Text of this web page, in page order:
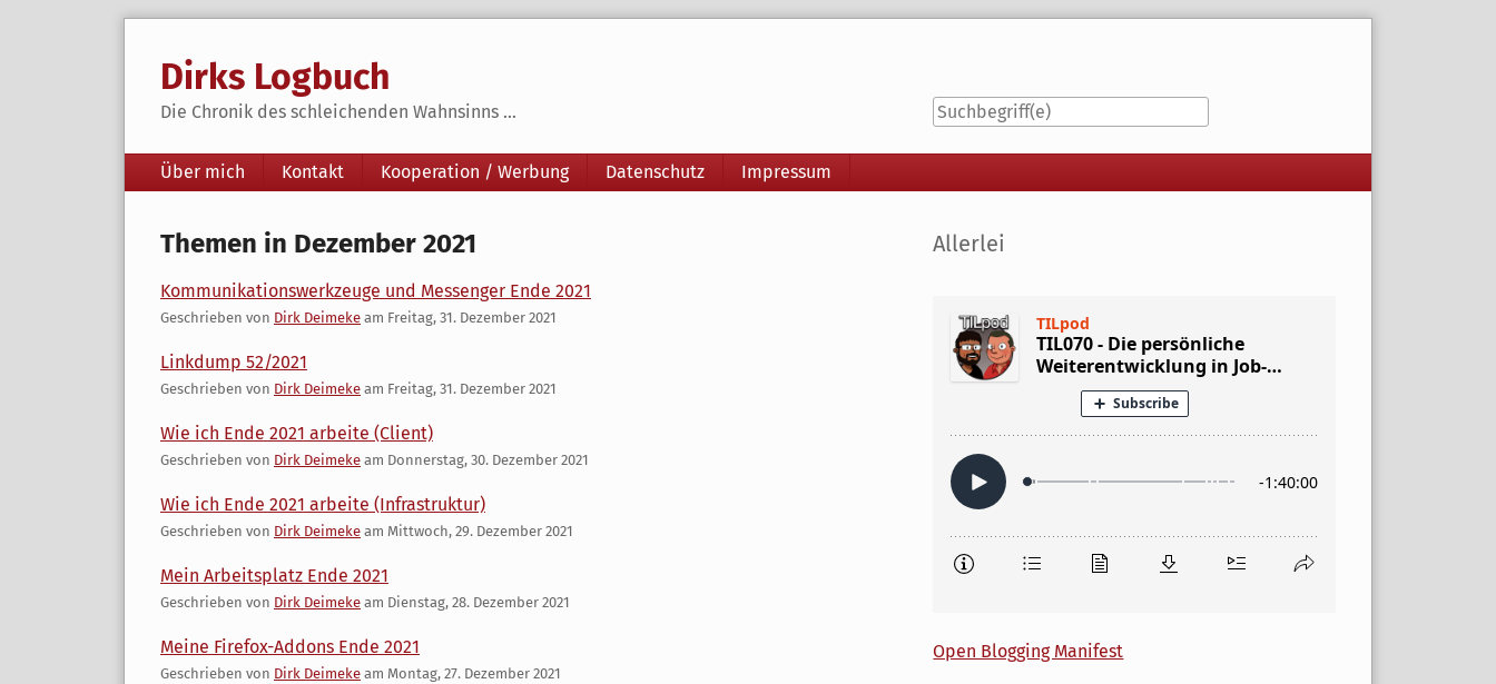
Dirks Logbuch
Die Chronik des schleichenden Wahnsinns ...
Navigation
Über mich Kontakt Kooperation / Werbung Datenschutz Impressum
Themen in Dezember 2021
Kommunikationswerkzeuge und Messenger Ende 2021
Geschrieben von Dirk Deimeke am Freitag, 31. Dezember 2021
Linkdump 52/2021
Geschrieben von Dirk Deimeke am Freitag, 31. Dezember 2021
Wie ich Ende 2021 arbeite (Client)
Geschrieben von Dirk Deimeke am Donnerstag, 30. Dezember 2021
Wie ich Ende 2021 arbeite (Infrastruktur)
Geschrieben von Dirk Deimeke am Mittwoch, 29. Dezember 2021
Mein Arbeitsplatz Ende 2021
Geschrieben von Dirk Deimeke am Dienstag, 28. Dezember 2021
Meine Firefox-Addons Ende 2021
Geschrieben von Dirk Deimeke am Montag, 27. Dezember 2021
Seitenleiste
Allerlei
Open Blogging Manifest